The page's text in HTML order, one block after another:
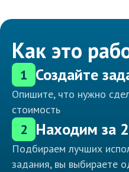
Как это
1 Создайте
Опишите, что нужно
стоимость
2 Находим за
Подбираем лучших
задания, вы выбираете